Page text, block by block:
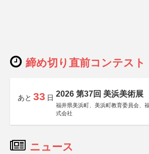
締め切り直前コンテスト
あと 33 日 2026 第37回 美浜美術展
福井県美浜町、美浜町教育委員会、
式会社
ニュース